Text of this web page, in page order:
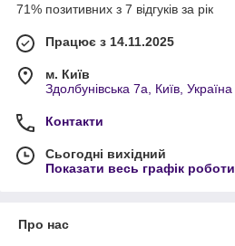
71% позитивних з 7 відгуків за рік
Працює з 14.11.2025
м. Київ
Здолбунівська 7а, Київ, Україна
Контакти
Сьогодні вихідний
Показати весь графік роботи
Про нас